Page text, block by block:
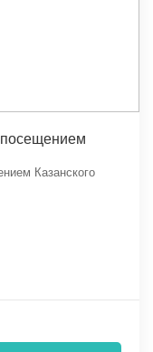
посещением
Казанского